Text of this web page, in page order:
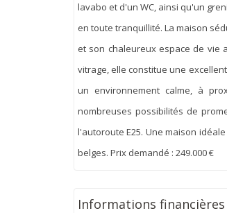
lavabo et d'un WC, ainsi qu'un
en toute tranquillité. La maison
et son chaleureux espace de vie
vitrage, elle constitue une
un environnement calme, à
nombreuses possibilités de
l'autoroute E25. Une maison
belges. Prix demandé : 249.000 €
Informations financières